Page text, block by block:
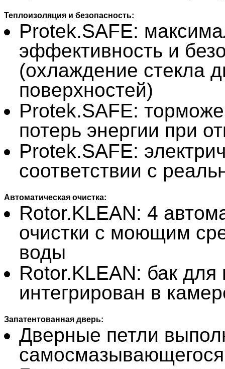
Теплоизоляция и безопасность:
Protek.SAFE:
эффективность и
(охлаждение стекла
поверхностей)
Protek.SAFE:
потерь энергии при
Protek.SAFE:
соответствии с
Автоматическая очистка:
Rotor.KLEAN: 4
очистки с моющим
воды
Rotor.KLEAN: бак
интегрирован в
Запатентованная дверь:
Дверные петли